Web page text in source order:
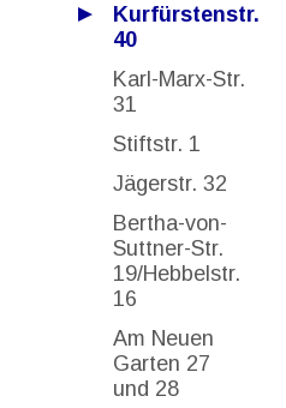
Kurfürstenstr.
40
Karl-Marx-Str.
31
Stiftstr. 1
Jägerstr. 32
Bertha-von-
Suttner-Str.
19/Hebbelstr.
16
Am Neuen
Garten 27
und 28